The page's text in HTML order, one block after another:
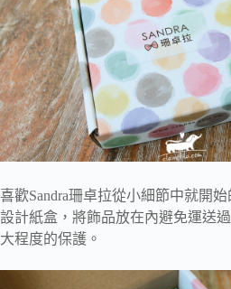
喜歡Sandra珊卓拉從小細節中就開
設計紙盒，將飾品放在內避免運送
大程度的保護。